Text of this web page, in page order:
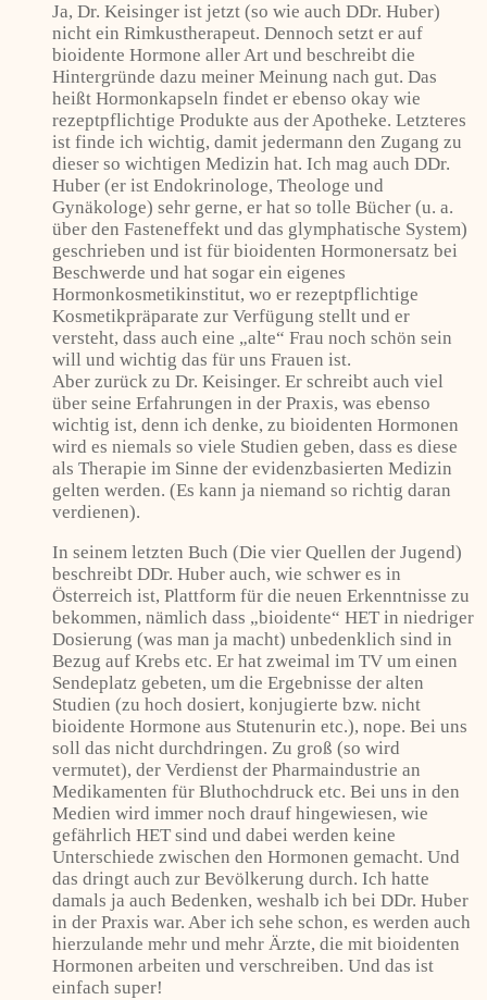
Ja, Dr. Keisinger ist jetzt (so wie auch DDr. Huber)
nicht ein Rimkustherapeut. Dennoch setzt er auf
bioidente Hormone aller Art und beschreibt die
Hintergründe dazu meiner Meinung nach gut. Das
heißt Hormonkapseln findet er ebenso okay wie
rezeptpflichtige Produkte aus der Apotheke. Letzteres
ist finde ich wichtig, damit jedermann den Zugang zu
dieser so wichtigen Medizin hat. Ich mag auch DDr.
Huber (er ist Endokrinologe, Theologe und
Gynäkologe) sehr gerne, er hat so tolle Bücher (u. a.
über den Fasteneffekt und das glymphatische System)
geschrieben und ist für bioidenten Hormonersatz bei
Beschwerde und hat sogar ein eigenes
Hormonkosmetikinstitut, wo er rezeptpflichtige
Kosmetikpräparate zur Verfügung stellt und er
versteht, dass auch eine „alte“ Frau noch schön sein
will und wichtig das für uns Frauen ist.
Aber zurück zu Dr. Keisinger. Er schreibt auch viel
über seine Erfahrungen in der Praxis, was ebenso
wichtig ist, denn ich denke, zu bioidenten Hormonen
wird es niemals so viele Studien geben, dass es diese
als Therapie im Sinne der evidenzbasierten Medizin
gelten werden. (Es kann ja niemand so richtig daran
verdienen).
In seinem letzten Buch (Die vier Quellen der Jugend)
beschreibt DDr. Huber auch, wie schwer es in
Österreich ist, Plattform für die neuen Erkenntnisse zu
bekommen, nämlich dass „bioidente“ HET in niedriger
Dosierung (was man ja macht) unbedenklich sind in
Bezug auf Krebs etc. Er hat zweimal im TV um einen
Sendeplatz gebeten, um die Ergebnisse der alten
Studien (zu hoch dosiert, konjugierte bzw. nicht
bioidente Hormone aus Stutenurin etc.), nope. Bei uns
soll das nicht durchdringen. Zu groß (so wird
vermutet), der Verdienst der Pharmaindustrie an
Medikamenten für Bluthochdruck etc. Bei uns in den
Medien wird immer noch drauf hingewiesen, wie
gefährlich HET sind und dabei werden keine
Unterschiede zwischen den Hormonen gemacht. Und
das dringt auch zur Bevölkerung durch. Ich hatte
damals ja auch Bedenken, weshalb ich bei DDr. Huber
in der Praxis war. Aber ich sehe schon, es werden auch
hierzulande mehr und mehr Ärzte, die mit bioidenten
Hormonen arbeiten und verschreiben. Und das ist
einfach super!